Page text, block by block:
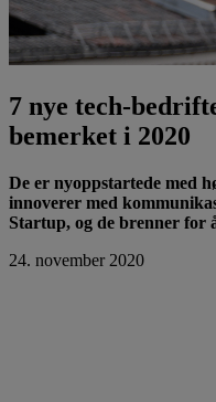
7 nye tech-
bemerket i 2020
De er nyoppstartede med
innoverer med
Startup, og de brenner for
24. november 2020